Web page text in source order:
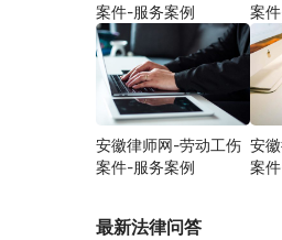
案件-服务案例
案
安徽律师网-劳动工伤
案件-服务案例
安
案
最新法律问答